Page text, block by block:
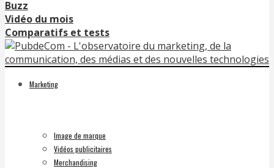
Buzz
Vidéo du mois
Comparatifs et tests
Marketing
Image de marque
Vidéos publicitaires
Merchandising